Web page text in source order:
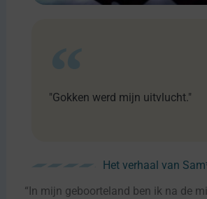
"Gokken werd mijn uitvlucht."
Het verhaal van
“In mijn geboorteland ben ik na de